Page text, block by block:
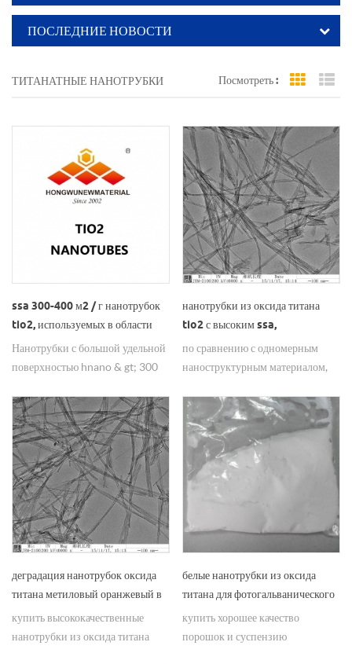
ПОСЛЕДНИЕ НОВОСТИ
ТИТАНАТНЫЕ НАНОТРУБКИ Посмотреть : Grid
ssa 300-400 м2 / г нанотрубок
tio2, используемых в области
денитрации
Нанотрубки с большой удельной
поверхностью hnano & gt; 300
области денитрации,
демонстрируют отличную
активность по денитрации.
нанотрубки из оксида титана
tio2 с высоким ssa,
по сравнению с одномерным
наноструктурным материалом,
tio2 обладают лучшими
характеристиками фотокатализа,
фотоэлемента.
деградация нанотрубок оксида
титана метиловый оранжевый в
купить высококачественные
нанотрубки из оксида титана
белые нанотрубки из оксида
титана для фотогальванического
купить хорошее качество
порошок и суспензию